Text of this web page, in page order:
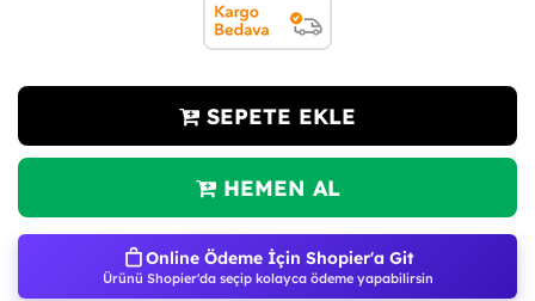
SEPETE EKLE
HEMEN AL
Online Ödeme İçin Shopier'a Git
Ürünü Shopier'da seçip kolayca ödeme yapabilirsin